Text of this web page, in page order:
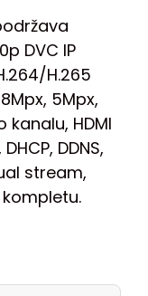
DVC IP
H.265
5Mpx,
kanalu, HDMI
DDNS,
stream,